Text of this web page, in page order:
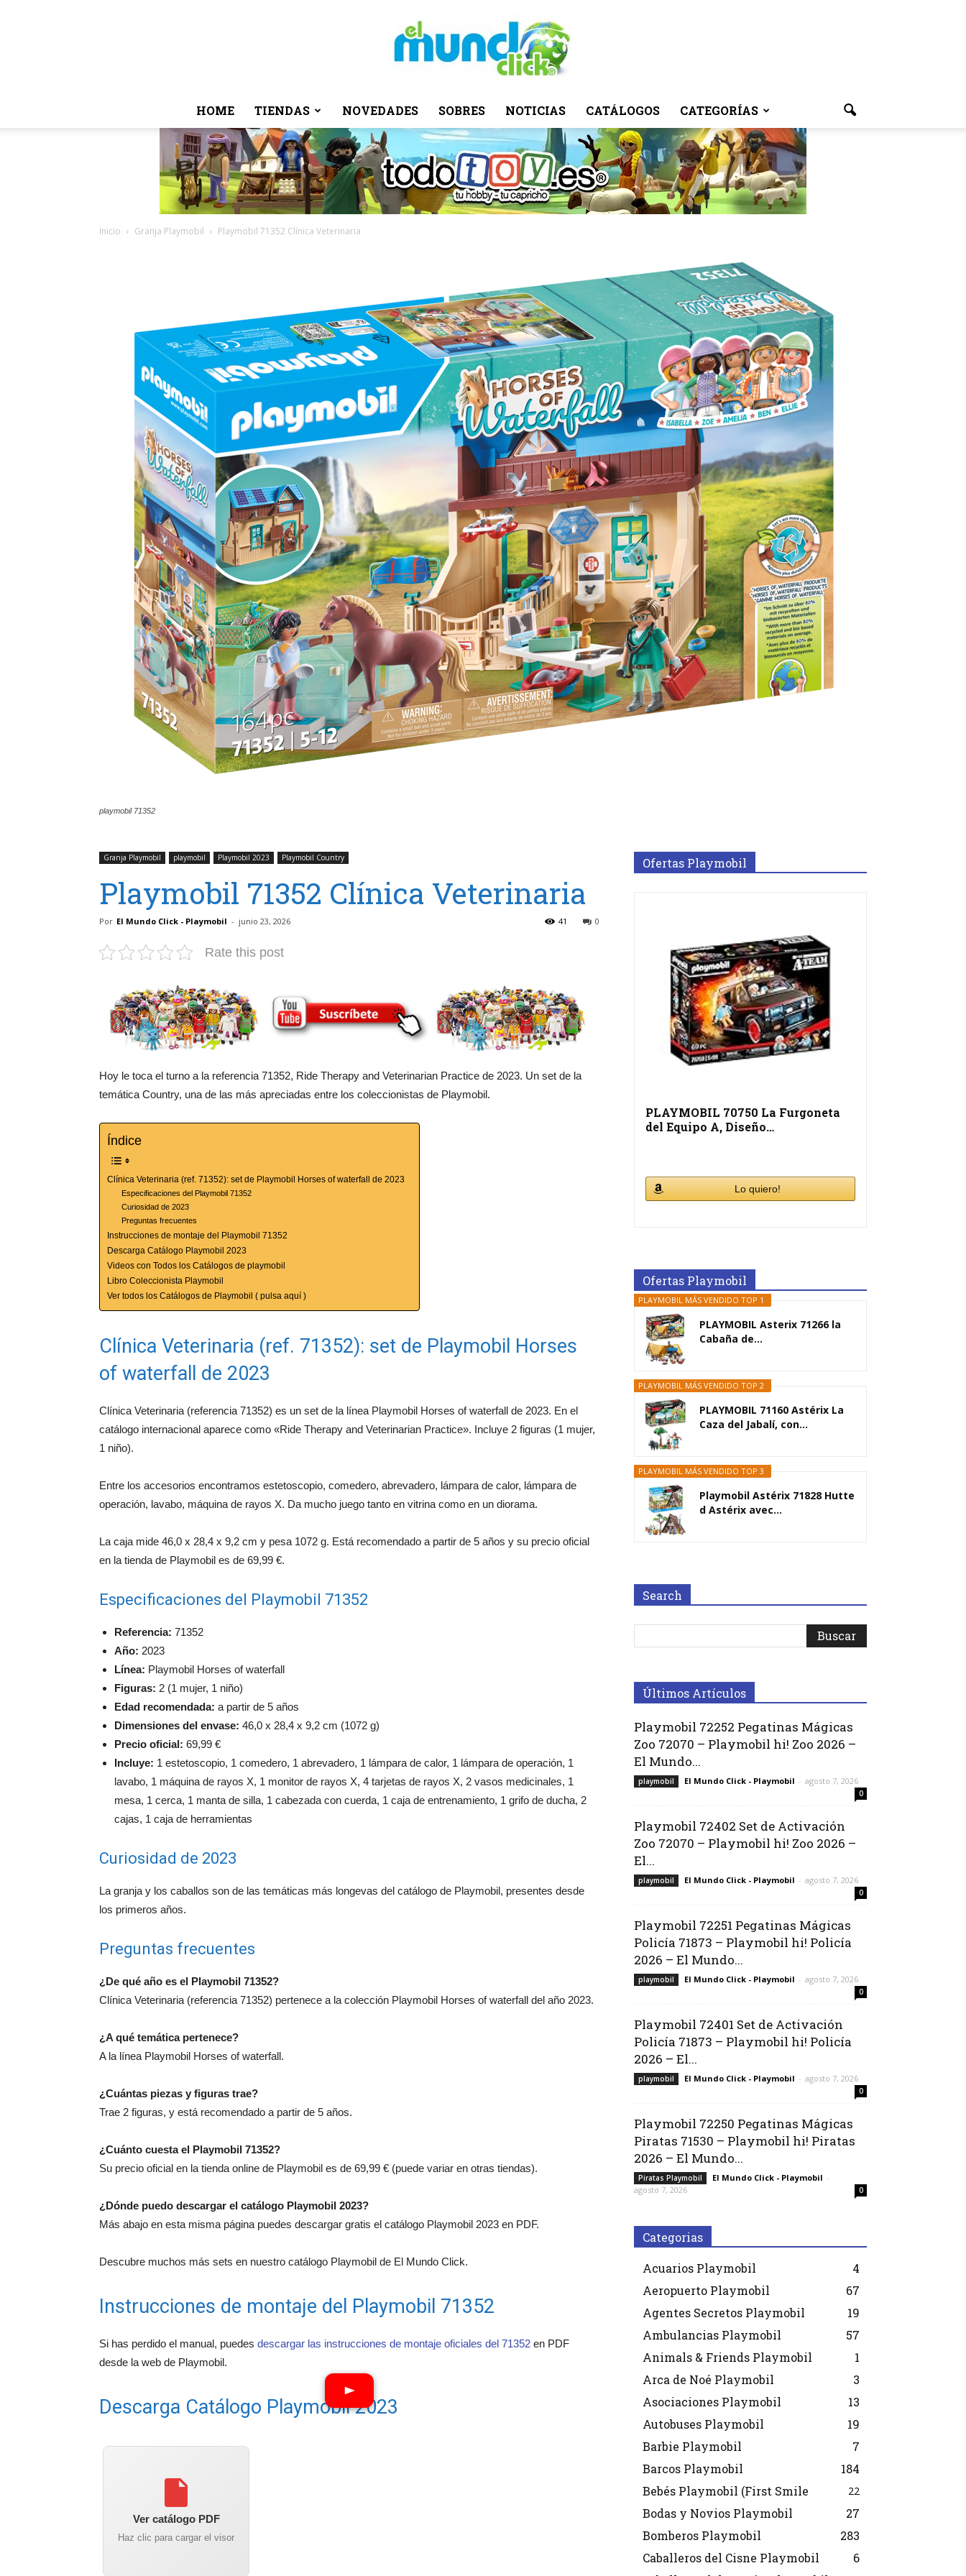
El
Click
HOME TIENDAS NOVEDADES SOBRES NOTICIAS CATÁLOGOS CATEGORÍAS
Inicio Granja Playmobil Playmobil 71352 Clínica Veterinaria
playmobil 71352
Granja Playmobil playmobil Playmobil 2023 Playmobil Country
Playmobil 71352 Clínica Veterinaria
Por El Mundo Click - Playmobil - junio 23, 2026 0
41
Rate this post
Hoy le toca el turno a la referencia 71352, Ride Therapy and Veterinarian Practice de 2023. Un set de la
temática Country, una de las más apreciadas entre los coleccionistas de Playmobil.
Índice
Clínica Veterinaria (ref. 71352): set de Playmobil Horses of waterfall de 2023
Especificaciones del Playmobil 71352
Curiosidad de 2023
Preguntas frecuentes
Instrucciones de montaje del Playmobil 71352
Descarga Catálogo Playmobil 2023
Videos con Todos los Catálogos de playmobil
Libro Coleccionista Playmobil
Ver todos los Catálogos de Playmobil ( pulsa aquí )
Clínica Veterinaria (ref. 71352): set de Playmobil Horses
of waterfall de 2023
Clínica Veterinaria (referencia 71352) es un set de la línea Playmobil Horses of waterfall de 2023. En el
catálogo internacional aparece como «Ride Therapy and Veterinarian Practice». Incluye 2 figuras (1 mujer,
1 niño).
Entre los accesorios encontramos estetoscopio, comedero, abrevadero, lámpara de calor, lámpara de
operación, lavabo, máquina de rayos X. Da mucho juego tanto en vitrina como en un diorama.
La caja mide 46,0 x 28,4 x 9,2 cm y pesa 1072 g. Está recomendado a partir de 5 años y su precio oficial
en la tienda de Playmobil es de 69,99 €.
Especificaciones del Playmobil 71352
Referencia: 71352
Año: 2023
Línea: Playmobil Horses of waterfall
Figuras: 2 (1 mujer, 1 niño)
Edad recomendada: a partir de 5 años
Dimensiones del envase: 46,0 x 28,4 x 9,2 cm (1072 g)
Precio oficial: 69,99 €
Incluye: 1 estetoscopio, 1 comedero, 1 abrevadero, 1 lámpara de calor, 1 lámpara de operación, 1
lavabo, 1 máquina de rayos X, 1 monitor de rayos X, 4 tarjetas de rayos X, 2 vasos medicinales, 1
mesa, 1 cerca, 1 manta de silla, 1 cabezada con cuerda, 1 caja de entrenamiento, 1 grifo de ducha, 2
cajas, 1 caja de herramientas
Curiosidad de 2023
La granja y los caballos son de las temáticas más longevas del catálogo de Playmobil, presentes desde
los primeros años.
Preguntas frecuentes
¿De qué año es el Playmobil 71352?
Clínica Veterinaria (referencia 71352) pertenece a la colección Playmobil Horses of waterfall del año 2023.
¿A qué temática pertenece?
A la línea Playmobil Horses of waterfall.
¿Cuántas piezas y figuras trae?
Trae 2 figuras, y está recomendado a partir de 5 años.
¿Cuánto cuesta el Playmobil 71352?
Su precio oficial en la tienda online de Playmobil es de 69,99 € (puede variar en otras tiendas).
¿Dónde puedo descargar el catálogo Playmobil 2023?
Más abajo en esta misma página puedes descargar gratis el catálogo Playmobil 2023 en PDF.
Descubre muchos más sets en nuestro catálogo Playmobil de El Mundo Click.
Instrucciones de montaje del Playmobil 71352
Si has perdido el manual, puedes descargar las instrucciones de montaje oficiales del 71352 en PDF
desde la web de Playmobil.
Descarga Catálogo Playmobil 2023
Ver catálogo PDF
Haz clic para cargar el visor
Ofertas Playmobil
PLAYMOBIL 70750 La Furgoneta
del Equipo A, Diseño…
Lo quiero!
Ofertas Playmobil
PLAYMOBIL MÁS VENDIDO TOP 1
PLAYMOBIL Asterix 71266 la
Cabaña de...
PLAYMOBIL MÁS VENDIDO TOP 2
PLAYMOBIL 71160 Astérix La
Caza del Jabalí, con...
PLAYMOBIL MÁS VENDIDO TOP 3
Playmobil Astérix 71828 Hutte
d Astérix avec...
Search
Últimos Artículos
Playmobil 72252 Pegatinas Mágicas
Zoo 72070 – Playmobil hi! Zoo 2026 –
El Mundo...
playmobil El Mundo Click - Playmobil - agosto 7, 2026
0
Playmobil 72402 Set de Activación
Zoo 72070 – Playmobil hi! Zoo 2026 –
El...
playmobil El Mundo Click - Playmobil - agosto 7, 2026
0
Playmobil 72251 Pegatinas Mágicas
Policía 71873 – Playmobil hi! Policía
2026 – El Mundo...
playmobil El Mundo Click - Playmobil - agosto 7, 2026
0
Playmobil 72401 Set de Activación
Policía 71873 – Playmobil hi! Policía
2026 – El...
playmobil El Mundo Click - Playmobil - agosto 7, 2026
0
Playmobil 72250 Pegatinas Mágicas
Piratas 71530 – Playmobil hi! Piratas
2026 – El Mundo...
Piratas Playmobil El Mundo Click - Playmobil -
agosto 7, 2026
0
Categorias
Acuarios Playmobil
4
Aeropuerto Playmobil
67
Agentes Secretos Playmobil
19
Ambulancias Playmobil
57
Animals & Friends Playmobil
1
Arca de Noé Playmobil
3
Asociaciones Playmobil
13
Autobuses Playmobil
19
Barbie Playmobil
7
Barcos Playmobil
184
Bebés Playmobil (First Smile
22
Bodas y Novios Playmobil
27
Bomberos Playmobil
283
Caballeros del Cisne Playmobil
6